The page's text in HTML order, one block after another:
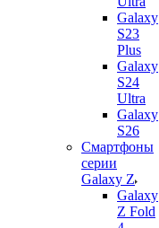
Galaxy
S23
Plus
Galaxy
S24
Ultra
Galaxy
S26
Смартфоны
серии
Galaxy Z
Galaxy
Z Fold